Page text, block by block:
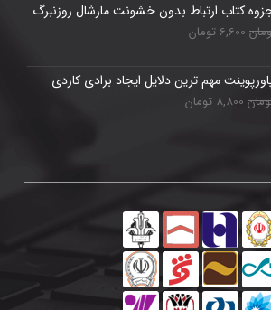
کتاب ارتباط بدون خشونت مارشال روزنبرگ
6,600 تومان
مهم ترین دلایل ایجاد برادی کاردی
8,800 تومان